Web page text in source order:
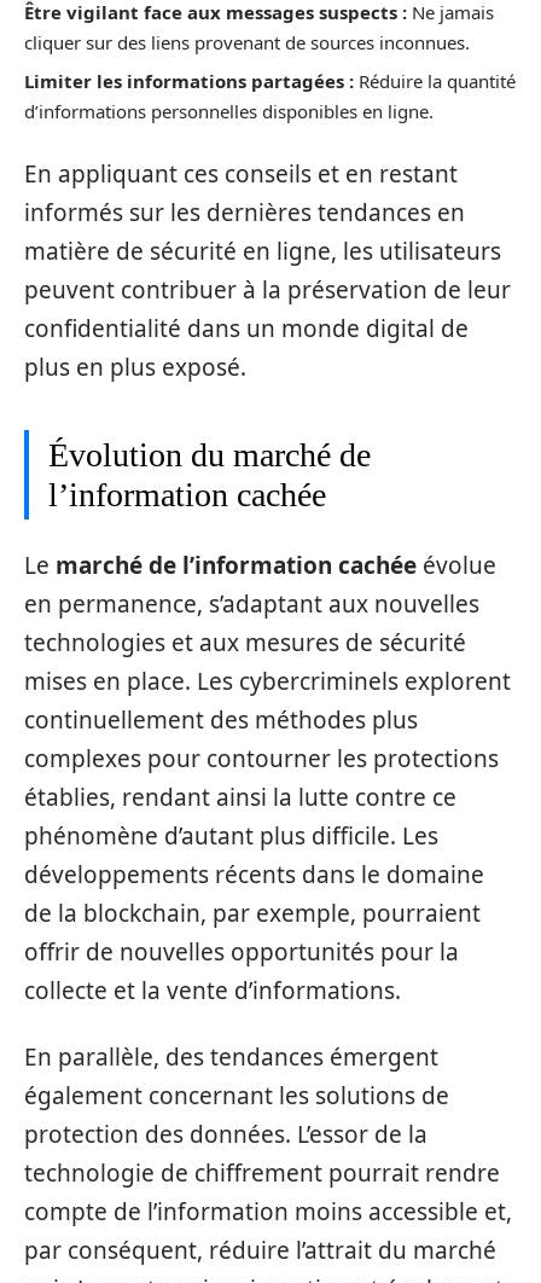
Être vigilant face aux messages suspects : Ne jamais
cliquer sur des liens provenant de sources inconnues.
Limiter les informations partagées : Réduire la quantité
d’informations personnelles disponibles en ligne.
En appliquant ces conseils et en restant
informés sur les dernières tendances en
matière de sécurité en ligne, les utilisateurs
peuvent contribuer à la préservation de leur
confidentialité dans un monde digital de
plus en plus exposé.
Évolution du marché de
l’information cachée
Le marché de l’information cachée évolue
en permanence, s’adaptant aux nouvelles
technologies et aux mesures de sécurité
mises en place. Les cybercriminels explorent
continuellement des méthodes plus
complexes pour contourner les protections
établies, rendant ainsi la lutte contre ce
phénomène d’autant plus difficile. Les
développements récents dans le domaine
de la blockchain, par exemple, pourraient
offrir de nouvelles opportunités pour la
collecte et la vente d’informations.
En parallèle, des tendances émergent
également concernant les solutions de
protection des données. L’essor de la
technologie de chiffrement pourrait rendre
compte de l’information moins accessible et,
par conséquent, réduire l’attrait du marché